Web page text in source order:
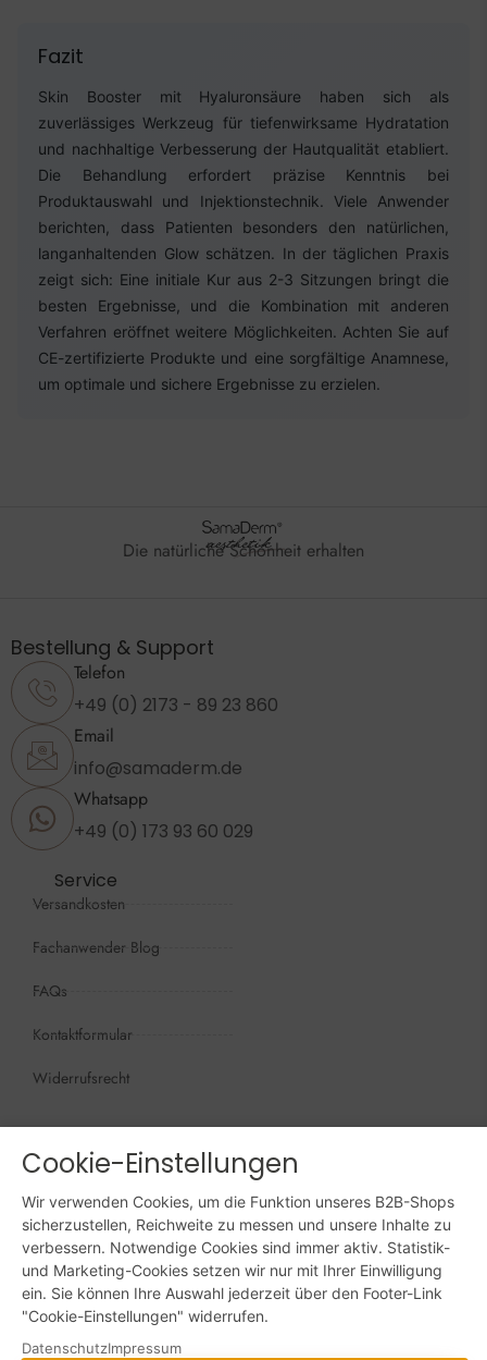
Fazit
Skin Booster mit Hyaluronsäure haben sich als
zuverlässiges Werkzeug für tiefenwirksame Hydratation
und nachhaltige Verbesserung der Hautqualität etabliert.
Die Behandlung erfordert präzise Kenntnis bei
Produktauswahl und Injektionstechnik. Viele Anwender
berichten, dass Patienten besonders den natürlichen,
langanhaltenden Glow schätzen. In der täglichen Praxis
zeigt sich: Eine initiale Kur aus 2-3 Sitzungen bringt die
besten Ergebnisse, und die Kombination mit anderen
Verfahren eröffnet weitere Möglichkeiten. Achten Sie auf
CE-zertifizierte Produkte und eine sorgfältige Anamnese,
um optimale und sichere Ergebnisse zu erzielen.
Die natürliche Schönheit erhalten
Bestellung & Support
Telefon
+49 (0) 2173 - 89 23 860
Email
info@samaderm.de
Whatsapp
+49 (0) 173 93 60 029
Service
Versandkosten
Fachanwender Blog
FAQs
Kontaktformular
Widerrufsrecht
Öffnungszeiten
Wir sind persönlich, für Sie da:
Mo - Do: 09:00 - 16:00 Uhr
Fr: 09:00 - 15:00 Uhr
Sa + So: geschlossen
Online bestellen: 24/7
Cookie-Einstellungen
Wir verwenden Cookies, um die Funktion unseres B2B-Shops
sicherzustellen, Reichweite zu messen und unsere Inhalte zu
verbessern. Notwendige Cookies sind immer aktiv. Statistik-
und Marketing-Cookies setzen wir nur mit Ihrer Einwilligung
ein. Sie können Ihre Auswahl jederzeit über den Footer-Link
"Cookie-Einstellungen" widerrufen.
DatenschutzImpressum